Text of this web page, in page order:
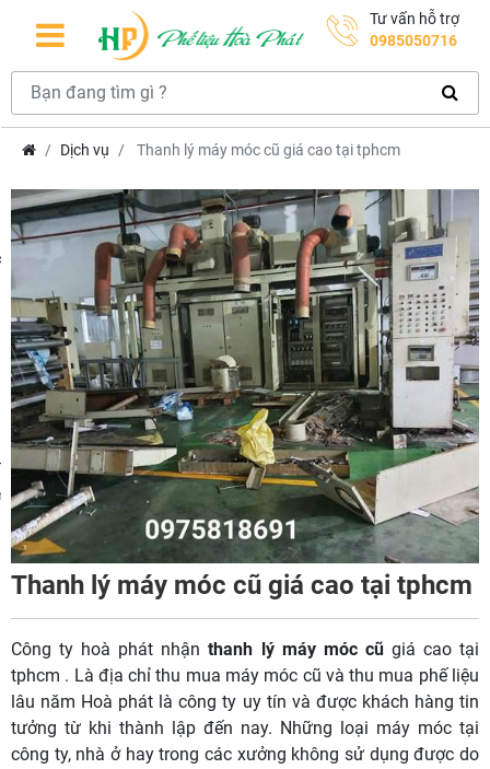
Tư vấn hỗ trợ
0985050716
Dịch vụ Thanh lý máy móc cũ giá cao tại tphcm
Thanh lý máy móc cũ giá cao tại tphcm
Công ty hoà phát nhận thanh lý máy móc cũgiá cao tại
tphcm . Là địa chỉ thu mua máy móc cũ và thu mua phế liệu
lâu năm Hoà phát là công ty uy tín và được khách hàng tin
tưởng từ khi thành lập đến nay. Những loại máy móc tại
công ty, nhà ở hay trong các xưởng không sử dụng được do